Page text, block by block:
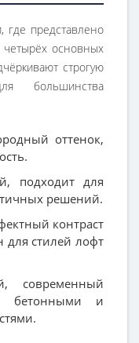
где представлено
четырёх основных
строгую
большинства
оттенок,
подходит для
решений.
контраст
для стилей лофт
современный
бетонными и